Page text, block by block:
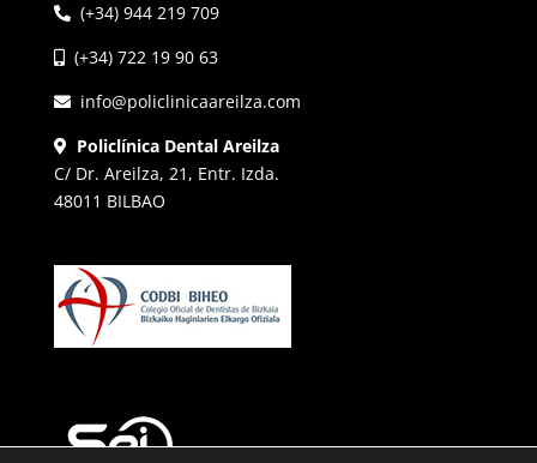
(+34) 944 219 709
(+34) 722 19 90 63
info@policlinicaareilza.com
Policlínica Dental Areilza
C/ Dr. Areilza, 21, Entr. Izda.
48011 BILBAO